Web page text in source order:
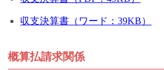
収支決算書（ワード：39KB）
概算払請求関係